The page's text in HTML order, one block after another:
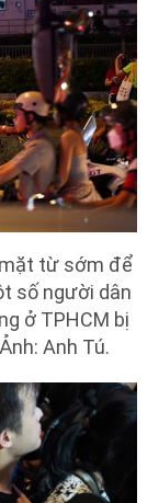
từ sớm để
số người dân
ở TPHCM bị
Anh Tú.